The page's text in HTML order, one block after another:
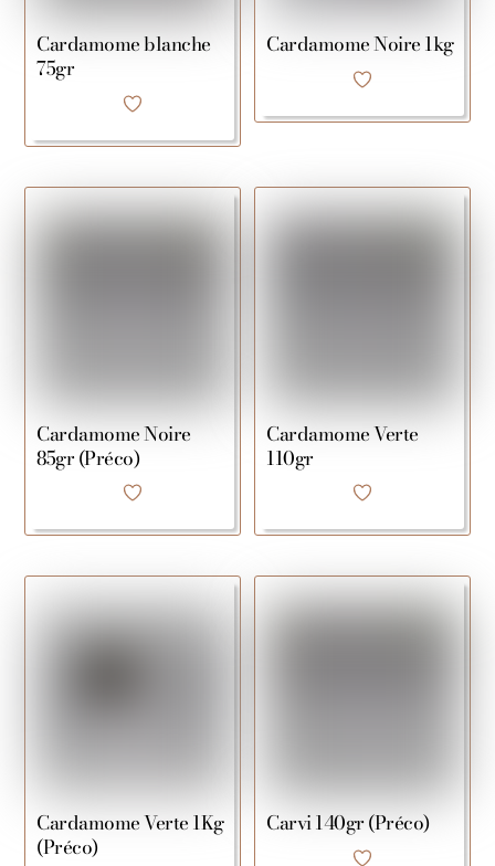
Cardamome blanche
75gr
Cardamome Noire 1kg
Cardamome Noire
85gr (Préco)
Cardamome Verte
110gr
Cardamome Verte 1Kg
(Préco)
Carvi 140gr (Préco)